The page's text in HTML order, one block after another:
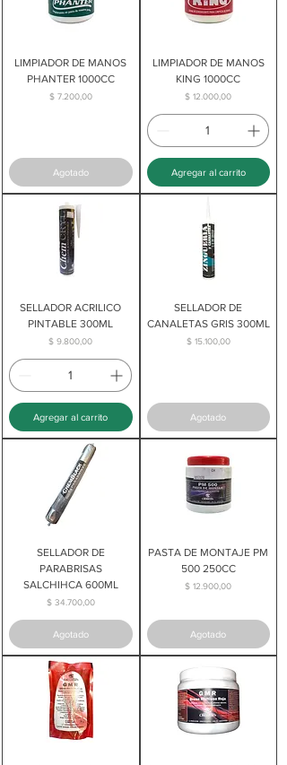
LIMPIADOR DE MANOS
PHANTER 1000CC
Precio
$ 7.200,00
Agotado
LIMPIADOR DE MANOS
KING 1000CC
Precio
$ 12.000,00
Agregar al carrito
SELLADOR ACRILICO
PINTABLE 300ML
Precio
$ 9.800,00
Agregar al carrito
SELLADOR DE
CANALETAS GRIS 300ML
Precio
$ 15.100,00
Agotado
SELLADOR DE
PARABRISAS
SALCHIHCA 600ML
Precio
$ 34.700,00
Agotado
PASTA DE MONTAJE PM
500 250CC
Precio
$ 12.900,00
Agotado